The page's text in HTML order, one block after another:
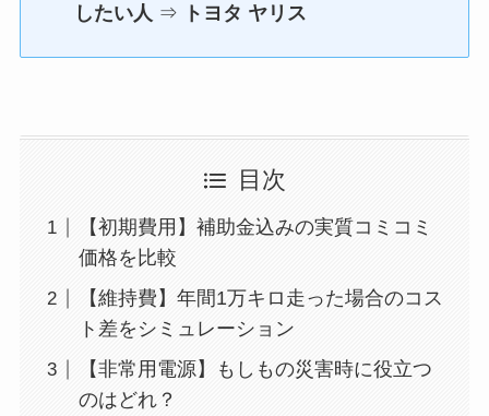
したい人 ⇒ トヨタ ヤリス
目次
【初期費用】補助金込みの実質コミコミ
価格を比較
【維持費】年間1万キロ走った場合のコス
ト差をシミュレーション
【非常用電源】もしもの災害時に役立つ
のはどれ？